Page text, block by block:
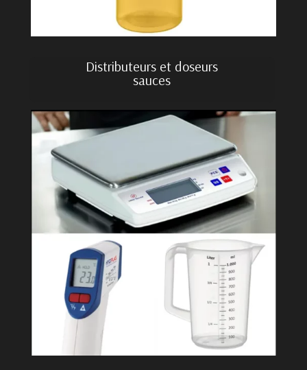
Distributeurs et doseurs
sauces